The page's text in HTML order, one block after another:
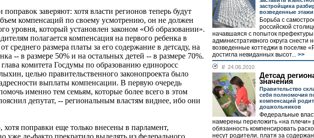
поправок заверяют: хотя власти регионов теперь будут
компенсаций по своему усмотрению, он не должен
уровня, который установлен законом «Об образовании».
полагается компенсация на первого ребенка в
среднего размера платы за его содержание в детсаду, на
-- в размере 50% и на остальных детей -- в размере 70%.
комитета Госдумы по образованию единоросс
целью правительственного законопроекта было
выплаты компенсации. В первую очередь
именно тем семьям, которые более всего в этом
депутат, -- региональным властям виднее, ибо они
хотя поправки еще только внесены в парламент,
застройщика
возведенные этажи
Борьба с
российской
начавшаяся с попыток
административного округа снести
возведенные коттеджи в поселке
достигла невиданных высот... >>
// 24.06.2010
Детсад
значения
Правительство
себя полномочия
компенсаций
дошкольников
Федеральные
намерены переложить «на плечи»
обязанность компенсировать
несут родители, платя за